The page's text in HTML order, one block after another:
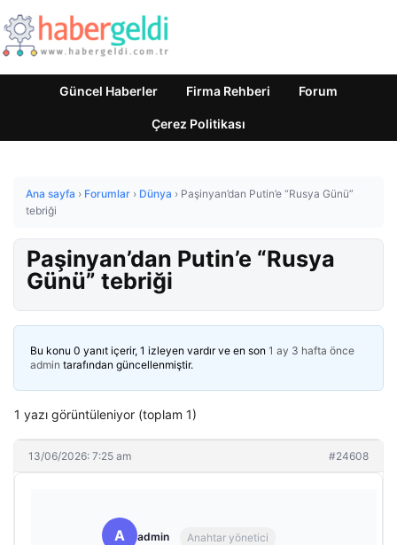
Güncel Haberler Firma Rehberi Forum
Çerez Politikası
Ana sayfa › Forumlar › Dünya › Paşinyan’dan Putin’e “Rusya Günü”
tebriği
Paşinyan’dan Putin’e “Rusya
Günü” tebriği
Bu konu 0 yanıt içerir, 1 izleyen vardır ve en son 1 ay 3 hafta önce
admin tarafından güncellenmiştir.
1 yazı görüntüleniyor (toplam 1)
13/06/2026: 7:25 am #24608
A admin Anahtar yönetici